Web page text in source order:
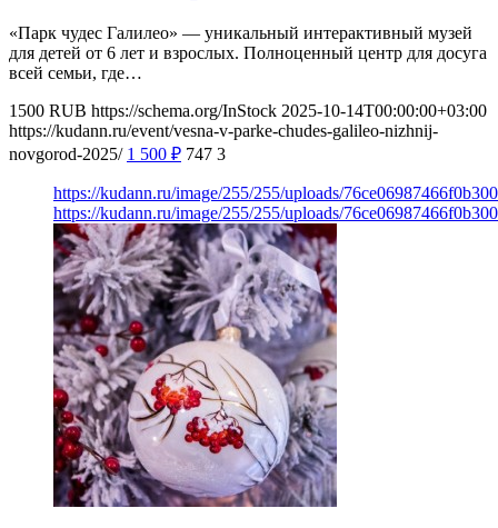
«Парк чудес Галилео» — уникальный интерактивный музей
для детей от 6 лет и взрослых. Полноценный центр для досуга
всей семьи, где…
1500 RUB https://schema.org/InStock 2025-10-14T00:00:00+03:00
https://kudann.ru/event/vesna-v-parke-chudes-galileo-nizhnij-
novgorod-2025/ 1 500 ₽ 747 3
https://kudann.ru/image/255/255/uploads/
https://kudann.ru/image/255/255/uploads/